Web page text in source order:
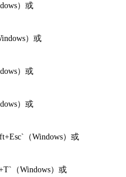
）或
）或
）或
）或
（Windows）或
（Windows）或